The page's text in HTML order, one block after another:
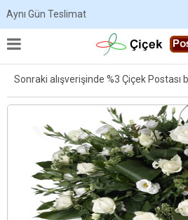
Aynı Gün Teslimat
Sonraki alışverişinde %3 Çiçek Postası